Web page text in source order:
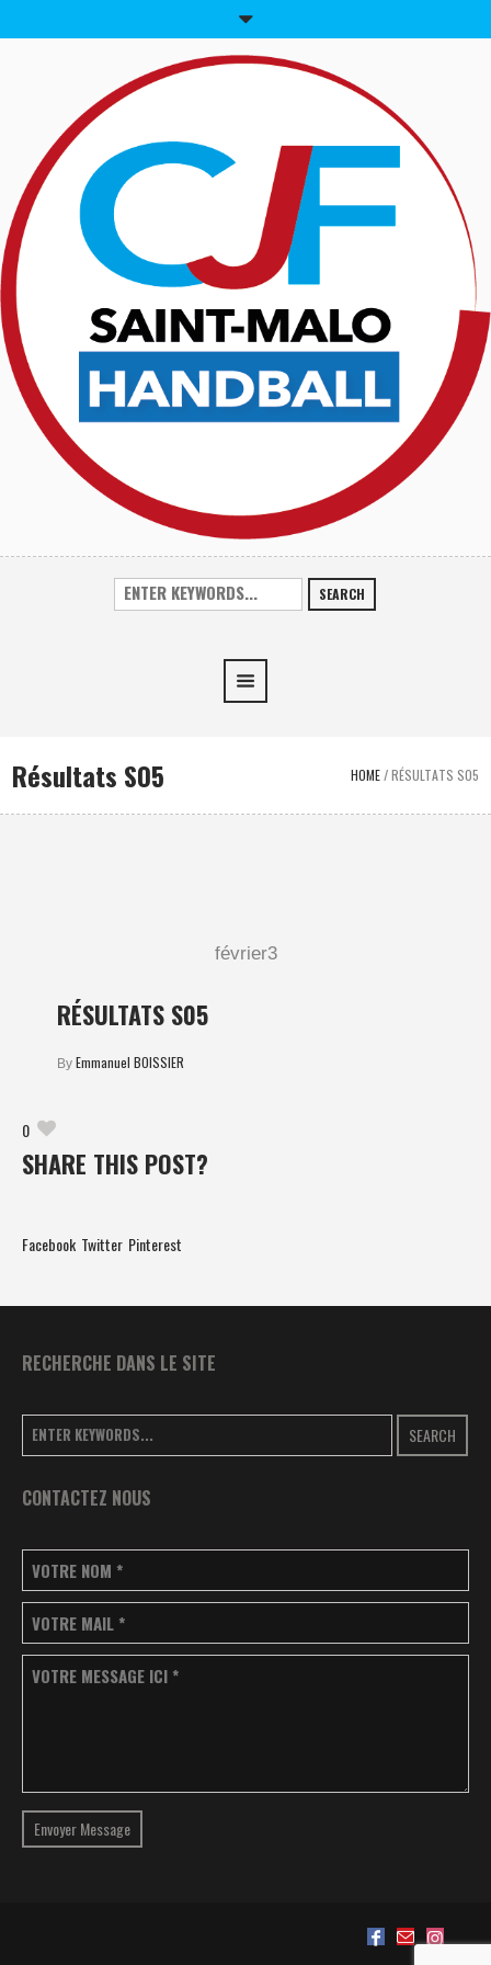
SEARCH
Résultats S05 HOME/RÉSULTATS S05
février3
RÉSULTATS S05
By Emmanuel BOISSIER
0
SHARE THIS POST?
Facebook Twitter Pinterest
RECHERCHE DANS LE SITE
SEARCH
CONTACTEZ NOUS
VOTRE NOM *
VOTRE MAIL *
VOTRE MESSAGE ICI *
Envoyer Message